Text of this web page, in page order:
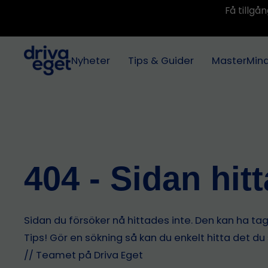
Få
Nyheter Tips & Guider
404 - Sidan
Sidan du försöker nå hittades inte. Den kan ha
Tips! Gör en sökning så kan du enkelt hitta det
// Teamet på Driva Eget